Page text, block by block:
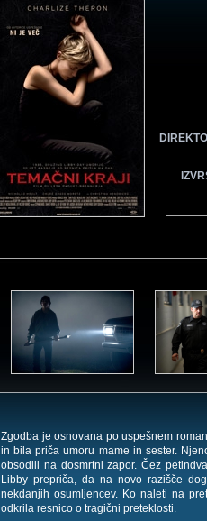
Zgodba je osnovana po uspešnem
in bila priča umoru mame in sester.
obsodili na dosmrtni zapor. Čez
Libby prepriča, da na novo razišče
nekdanjih osumljencev. Ko naleti na
odkrila resnico o tragični preteklosti.